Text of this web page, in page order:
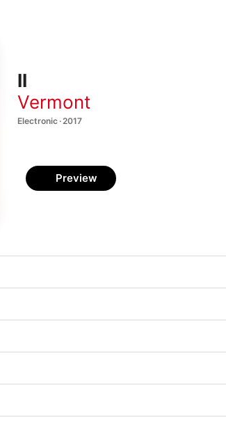
II
Vermont
Electronic · 2017
Preview